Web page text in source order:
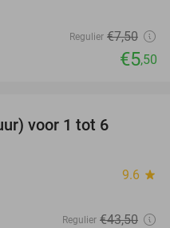
Regulier €7,50
€5,50
voor 1 tot 6
9.6 star
Regulier €43,50